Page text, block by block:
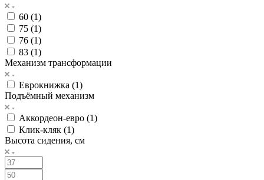
60 (1)
75 (1)
76 (1)
83 (1)
Механизм трансформации
Еврокнижка (1)
Подъёмный механизм
Аккордеон-евро (1)
Клик-кляк (1)
Высота сидения, см